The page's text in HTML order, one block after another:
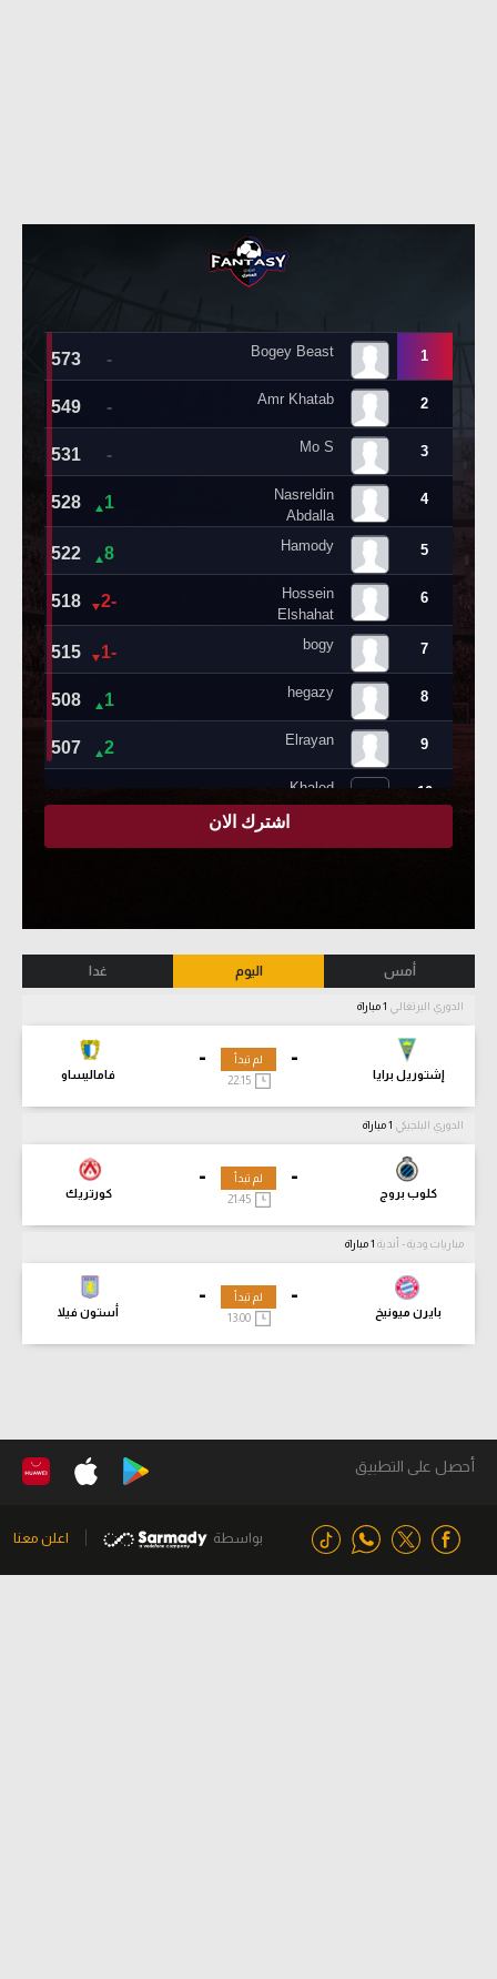
أمس اليوم غدا
الدوري البرتغالي
-
إشتوريل برايا
-
فاماليساو
لم تبدأ
22:15
الدوري البلجيكي
-
كلوب بروج
-
كورتريك
لم تبدأ
21:45
مباريات ودية - أندية
-
بايرن ميونيخ
-
أستون فيلا
لم تبدأ
13:00
أحصل على التطبيق
بواسطة اعلن معنا